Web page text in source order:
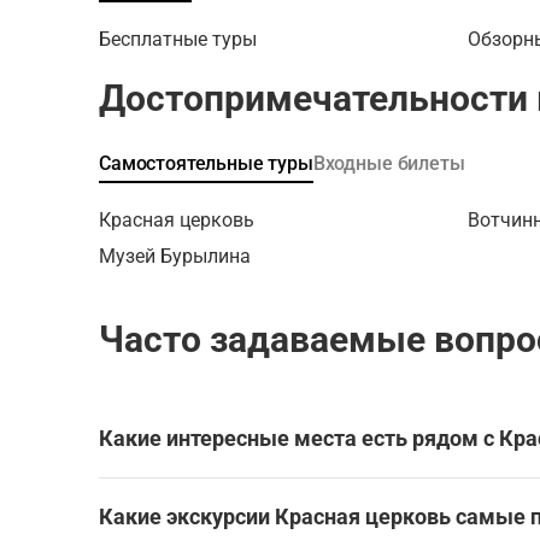
других
Бесплатные туры
Достопримечательности
Самостоятельные турыВходные билеты
Красная церковь
Музей Бурылина
Часто задаваемые
Какие интересные места есть рядом с
Эти экскурсии охватывают Красную церковь и
Какие экскурсии Красная церковь самые